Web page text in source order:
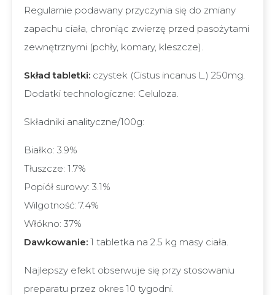
Regularnie podawany przyczynia się do zmiany
zapachu ciała, chroniąc zwierzę przed pasożytami
zewnętrznymi (pchły, komary, kleszcze).
Skład tabletki: czystek (Cistus incanus L.) 250mg.
Dodatki technologiczne: Celuloza.
Składniki analityczne/100g:
Białko: 3.9%
Tłuszcze: 1.7%
Popiół surowy: 3.1%
Wilgotność: 7.4%
Włókno: 37%
Dawkowanie: 1 tabletka na 2.5 kg masy ciała.
Najlepszy efekt obserwuje się przy stosowaniu
preparatu przez okres 10 tygodni.